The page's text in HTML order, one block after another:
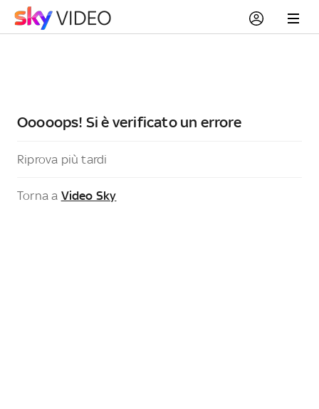
Ooooops! Si è verificato un errore
Riprova più tardi
Torna a Video Sky